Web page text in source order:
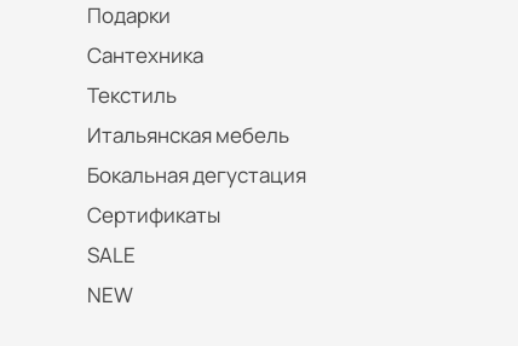
Подарки
Сантехника
Текстиль
Итальянская мебель
Бокальная дегустация
Сертификаты
SALE
NEW